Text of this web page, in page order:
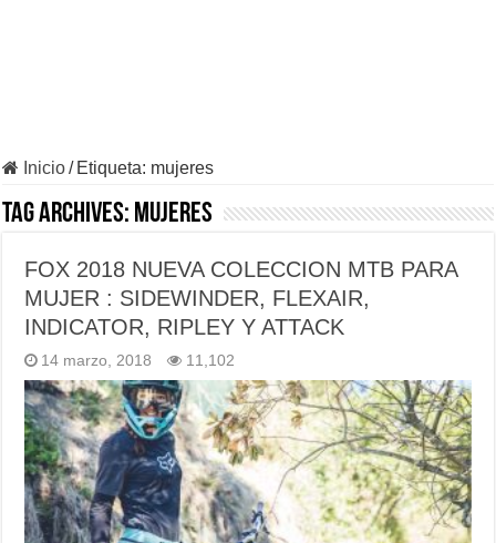
Inicio/ Etiqueta: mujeres
Tag Archives: mujeres
FOX 2018 NUEVA COLECCION MTB PARA
MUJER : SIDEWINDER, FLEXAIR,
INDICATOR, RIPLEY Y ATTACK
14 marzo, 2018 11,102